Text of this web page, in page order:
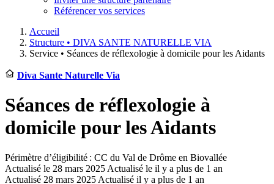
Référencer vos services
Accueil
Structure • DIVA SANTE NATURELLE VIA
Service • Séances de réflexologie à domicile pour les Aidants
Diva Sante Naturelle Via
Séances de réflexologie à
domicile pour les Aidants
Périmètre d’éligibilité : CC du Val de Drôme en Biovallée
Actualisé le 28 mars 2025 Actualisé le il y a plus de 1 an
Actualisé 28 mars 2025 Actualisé il y a plus de 1 an